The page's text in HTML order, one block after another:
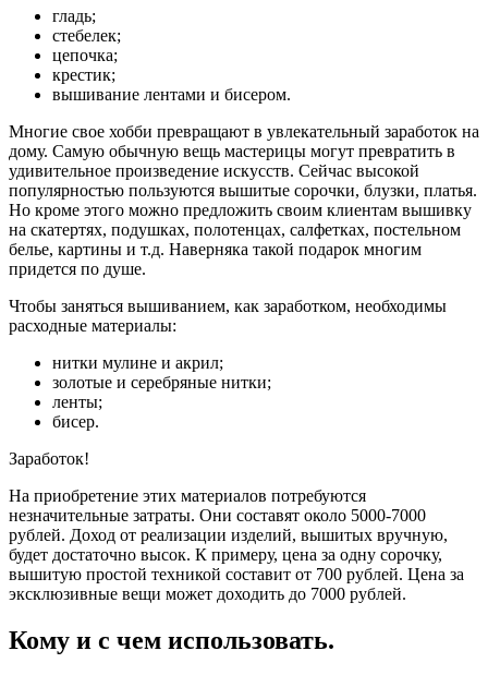
гладь;
стебелек;
цепочка;
крестик;
вышивание лентами и бисером.
Многие свое хобби превращают в увлекательный заработок на
дому. Самую обычную вещь мастерицы могут превратить в
удивительное произведение искусств. Сейчас высокой
популярностью пользуются вышитые сорочки, блузки, платья.
Но кроме этого можно предложить своим клиентам вышивку
на скатертях, подушках, полотенцах, салфетках, постельном
белье, картины и т.д. Наверняка такой подарок многим
придется по душе.
Чтобы заняться вышиванием, как заработком, необходимы
расходные материалы:
нитки мулине и акрил;
золотые и серебряные нитки;
ленты;
бисер.
Заработок!
На приобретение этих материалов потребуются
незначительные затраты. Они составят около 5000-7000
рублей. Доход от реализации изделий, вышитых вручную,
будет достаточно высок. К примеру, цена за одну сорочку,
вышитую простой техникой составит от 700 рублей. Цена за
эксклюзивные вещи может доходить до 7000 рублей.
Кому и с чем использовать.